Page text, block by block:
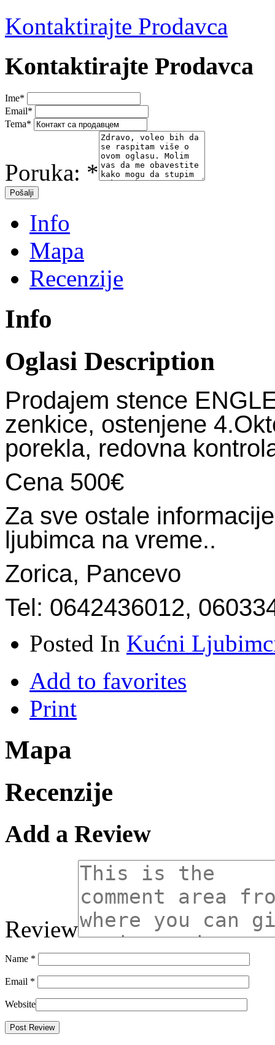
Kontaktirajte Prodavca
Kontaktirajte Prodavca
Ime*
Email*
Tema*
Poruka: *
Info
Mapa
Recenzije
Info
Oglasi Description
Prodajem stence
zenkice, ostenjene
porekla, redovna
Cena 500€
Za sve ostale
ljubimca na vreme..
Zorica, Pancevo
Tel: 0642436012,
Posted In Kućni
Add to favorites
Print
Mapa
Recenzije
Add a Review
Review
Name *
Email *
Website